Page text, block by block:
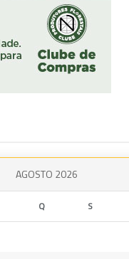
AGOSTO 2026
Q S